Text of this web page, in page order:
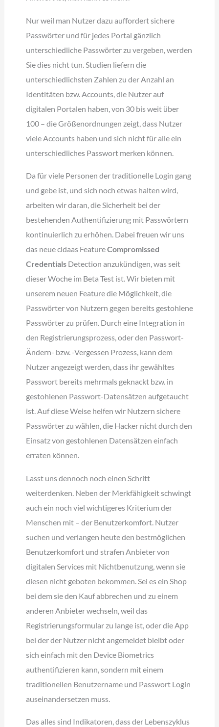
Nur weil man Nutzer dazu auffordert sichere
Passwörter und für jedes Portal gänzlich
unterschiedliche Passwörter zu vergeben, werden
Sie dies nicht tun. Studien liefern die
unterschiedlichsten Zahlen zu der Anzahl an
Identitäten bzw. Accounts, die Nutzer auf
digitalen Portalen haben, von 30 bis weit über
100 – die Größenordnungen zeigt, dass Nutzer
viele Accounts haben und sich nicht für alle ein
unterschiedliches Passwort merken können.
Da für viele Personen der traditionelle Login gang
und gebe ist, und sich noch etwas halten wird,
arbeiten wir daran, die Sicherheit bei der
bestehenden Authentifizierung mit Passwörtern
kontinuierlich zu erhöhen. Dabei freuen wir uns
das neue cidaas FeatureCompromissed
CredentialsDetection anzukündigen, was seit
dieser Woche im Beta Test ist. Wir bieten mit
unserem neuen Feature die Möglichkeit, die
Passwörter von Nutzern gegen bereits gestohlene
Passwörter zu prüfen. Durch eine Integration in
den Registrierungsprozess, oder den Passwort-
Ändern- bzw. -Vergessen Prozess, kann dem
Nutzer angezeigt werden, dass ihr gewähltes
Passwort bereits mehrmals geknackt bzw. in
gestohlenen Passwort-Datensätzen aufgetaucht
ist. Auf diese Weise helfen wir Nutzern sichere
Passwörter zu wählen, die Hacker nicht durch den
Einsatz von gestohlenen Datensätzen einfach
erraten können.
Lasst uns dennoch noch einen Schritt
weiterdenken. Neben der Merkfähigkeit schwingt
auch ein noch viel wichtigeres Kriterium der
Menschen mit – der Benutzerkomfort. Nutzer
suchen und verlangen heute den bestmöglichen
Benutzerkomfort und strafen Anbieter von
digitalen Services mit Nichtbenutzung, wenn sie
diesen nicht geboten bekommen. Sei es ein Shop
bei dem sie den Kauf abbrechen und zu einem
anderen Anbieter wechseln, weil das
Registrierungsformular zu lange ist, oder die App
bei der der Nutzer nicht angemeldet bleibt oder
sich einfach mit den Device Biometrics
authentifizieren kann, sondern mit einem
traditionellen Benutzername und Passwort Login
auseinandersetzen muss.
Das alles sind Indikatoren, dass der Lebenszyklus